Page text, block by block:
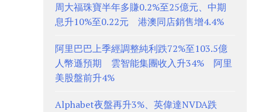
周大福珠寶半年多賺0.2%至25億元、中期
息升10%至0.22元 港澳同店銷售增4.4%
阿里巴巴上季經調整純利跌72%至103.5億
人幣遜預期 雲智能集團收入升34% 阿里
美股盤前升4%
Alphabet夜盤再升3%、英偉達NVDA跌